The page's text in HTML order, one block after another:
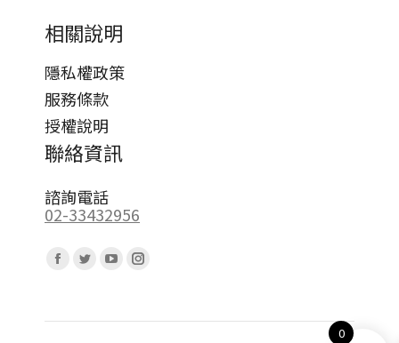
相關說明
隱私權政策
服務條款
授權說明
聯絡資訊
諮詢電話
02-33432956
Facebook
TwitterYouTubeInstagram
0